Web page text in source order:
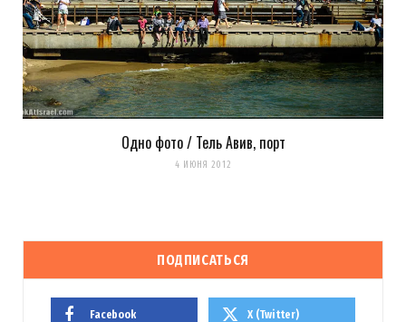
Одно фото / Тель Авив, порт
4 ИЮНЯ 2012
ПОДПИСАТЬСЯ
Facebook X (Twitter)